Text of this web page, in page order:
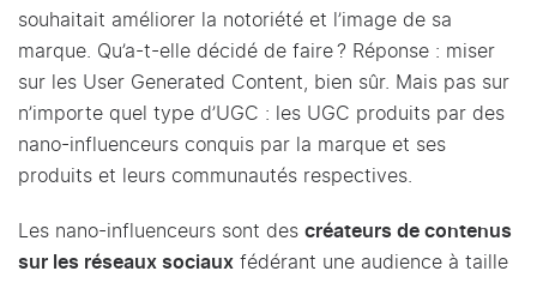
souhaitait améliorer la notoriété et l’image de sa
marque. Qu’a-t-elle décidé de faire ? Réponse : miser
sur les User Generated Content, bien sûr. Mais pas sur
n’importe quel type d’UGC : les UGC produits par des
nano-influenceurs conquis par la marque et ses
produits et leurs communautés respectives.
Les nano-influenceurs sont des créateurs de contenus
sur les réseaux sociaux fédérant une audience à taille